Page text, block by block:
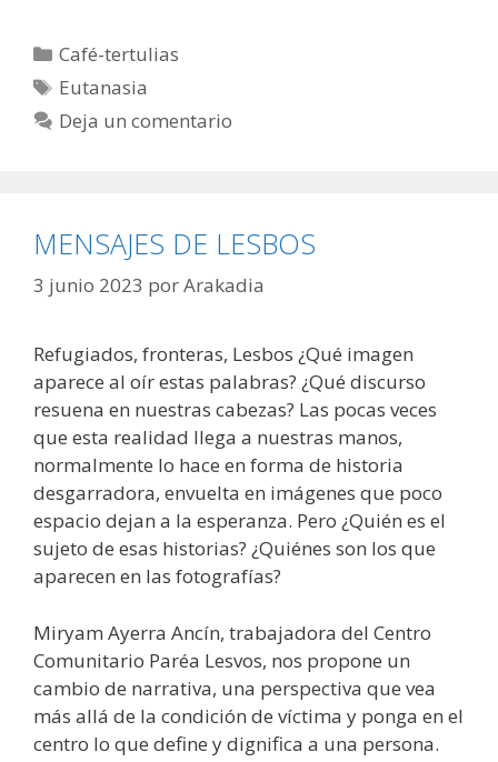
Categorías
Café-tertulias
Etiquetas
Eutanasia
Deja un comentario
MENSAJES DE LESBOS
3 junio 2023 porArakadia
Refugiados, fronteras, Lesbos ¿Qué imagen
aparece al oír estas palabras? ¿Qué discurso
resuena en nuestras cabezas? Las pocas veces
que esta realidad llega a nuestras manos,
normalmente lo hace en forma de historia
desgarradora, envuelta en imágenes que poco
espacio dejan a la esperanza. Pero ¿Quién es el
sujeto de esas historias? ¿Quiénes son los que
aparecen en las fotografías?
Miryam Ayerra Ancín, trabajadora del Centro
Comunitario Paréa Lesvos, nos propone un
cambio de narrativa, una perspectiva que vea
más allá de la condición de víctima y ponga en el
centro lo que define y dignifica a una persona.